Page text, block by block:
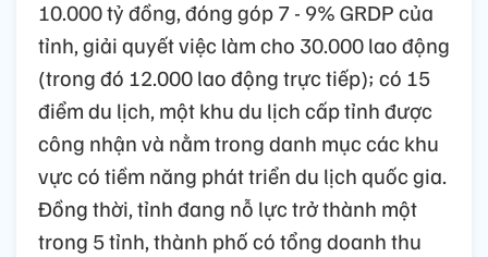
10.000 tỷ đồng, đóng góp 7 - 9% GRDP của
tỉnh, giải quyết việc làm cho 30.000 lao động
(trong đó 12.000 lao động trực tiếp); có 15
điểm du lịch, một khu du lịch cấp tỉnh được
công nhận và nằm trong danh mục các khu
vực có tiềm năng phát triển du lịch quốc gia.
Đồng thời, tỉnh đang nỗ lực trở thành một
trong 5 tỉnh, thành phố có tổng doanh thu